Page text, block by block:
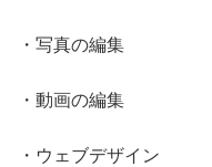
・写真の編集
・動画の編集
・ウェブデザイン